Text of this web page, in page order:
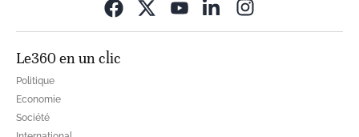
Le360 en un clic
Politique
Economie
Société